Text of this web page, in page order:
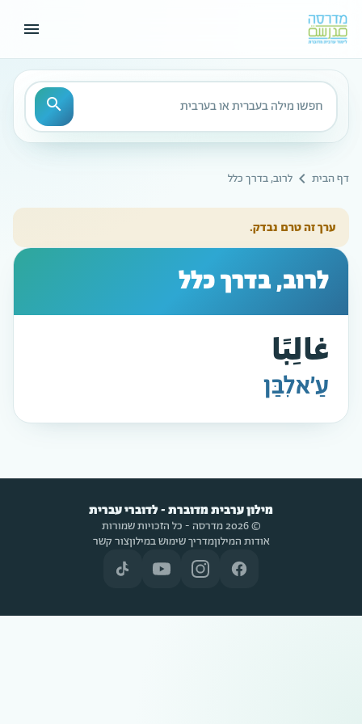
menu
חיפוש
search
דף הבית chevron_left לרוב, בדרך כלל
ערך זה טרם נבדק.
לרוב, בדרך כלל
غالِبًا
עַ׳אלִבַּן
מילון ערבית מדוברת - לדוברי עברית
© 2026 מדרסה - כל הזכויות שמורות
אודות המילוןמדריך שימוש במילוןצור קשר